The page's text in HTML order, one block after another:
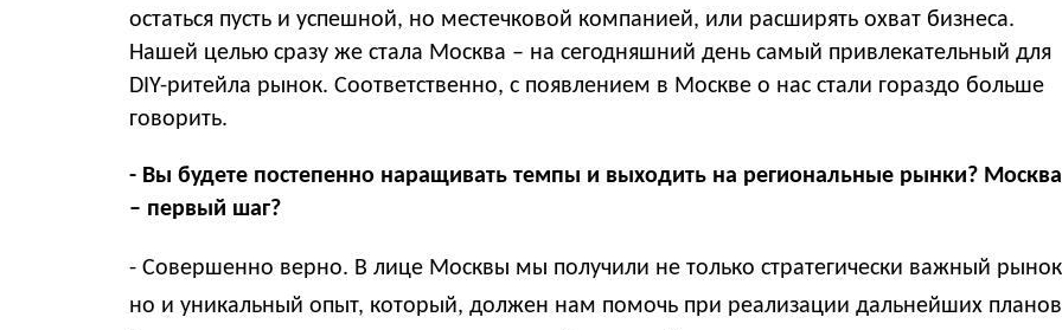
остаться пусть и успешной, но местечковой компанией, или расширять охват бизнеса.
Нашей целью сразу же стала Москва – на сегодняшний день самый привлекательный для
DIY-ритейла рынок. Соответственно, с появлением в Москве о нас стали гораздо больше
говорить.
- Вы будете постепенно наращивать темпы и выходить на региональные рынки? Москва
– первый шаг?
- Совершенно верно. В лице Москвы мы получили не только стратегически важный
но и уникальный опыт, который, должен нам помочь при реализации дальнейших